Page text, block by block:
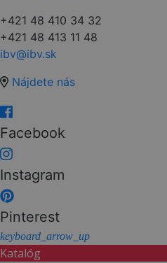
+421 48 410 34 32
+421 48 413 11 48
ibv@ibv.sk
Nájdete nás
Facebook
Instagram
Pinterest
keyboard_arrow_up
Katalóg